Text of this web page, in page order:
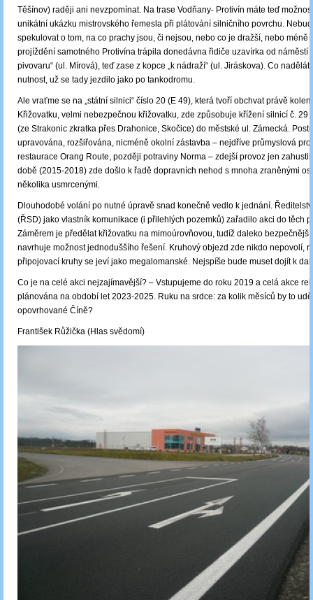
Těšínov) raději ani nevzpomínat. Na trase Vodňany- Protivín máte teď
unikátní ukázku mistrovského řemesla při plátování silničního povrchu.
spekulovat o tom, na co prachy jsou, či nejsou, nebo co je dražší, nebo méně
projíždění samotného Protivína trápila donedávna řidiče uzavírka od náměstí
pivovaru“ (ul. Mírová), teď zase z kopce „k nádraží“ (ul. Jiráskova). Co
nutnost, už se tady jezdilo jako po tankodromu.
Ale vraťme se na „státní silnici“ číslo 20 (E 49), která tvoří obchvat právě
Křižovatku, velmi nebezpečnou křižovatku, zde způsobuje křížení silnicí č. 29
(ze Strakonic zkratka přes Drahonice, Skočice) do městské ul. Zámecká.
upravována, rozšiřována, nicméně okolní zástavba ‒ nejdříve průmyslová
restaurace Orang Route, později potraviny Norma ‒ zdejší provoz jen
době (2015-2018) zde došlo k řadě dopravních nehod s mnoha zraněnými
několika usmrcenými.
Dlouhodobé volání po nutné úpravě snad konečně vedlo k jednání.
(ŘSD) jako vlastník komunikace (i přilehlých pozemků) zařadilo akci do těch
Záměrem je předělat křižovatku na mimoúrovňovou, tudíž daleko
navrhuje možnost jednoduššího řešení. Kruhový objezd zde nikdo nepovolí,
připojovací kruhy se jeví jako megalomanské. Nejspíše bude muset dojít k
Co je na celé akci nejzajímavější? ‒ Vstupujeme do roku 2019 a celá akce
plánována na období let 2023-2025. Ruku na srdce: za kolik měsíců by to
opovrhované Číně?
František Růžička (Hlas svědomí)